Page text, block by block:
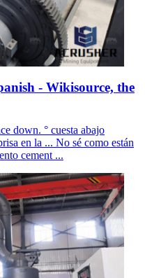
- Wikisource, the
down. ° cuesta abajo
en la ... No sé como están
cement ...